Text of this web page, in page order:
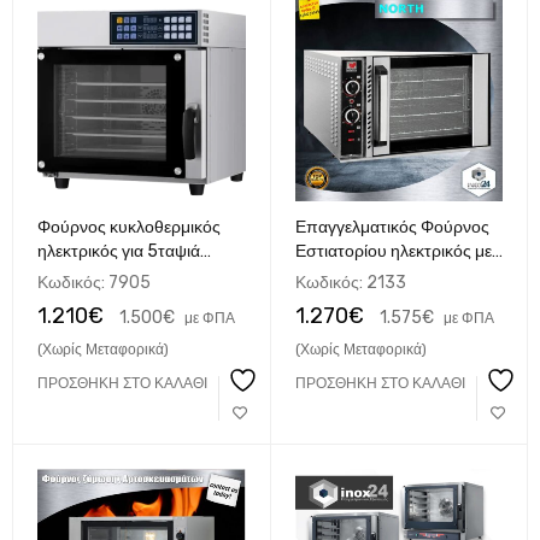
Φούρνος κυκλοθερμικός
ηλεκτρικός για 5ταψιά
580Χ400
Κωδικός: 7905
1.210€ 1.500€ με ΦΠΑ
(Χωρίς Μεταφορικά)
ΠΡΟΣΘΉΚΗ ΣΤΟ ΚΑΛΆΘΙ
Επαγγελματικός Φούρνος
Εστιατορίου ηλεκτρικός με
αέρα για 4 ταψιά 60x40 cm
Κωδικός: 2133
1.270€ 1.575€
με ΦΠΑ
(Χωρίς Μεταφορικά)
ΠΡΟΣΘΉΚΗ ΣΤΟ ΚΑΛΆΘΙ